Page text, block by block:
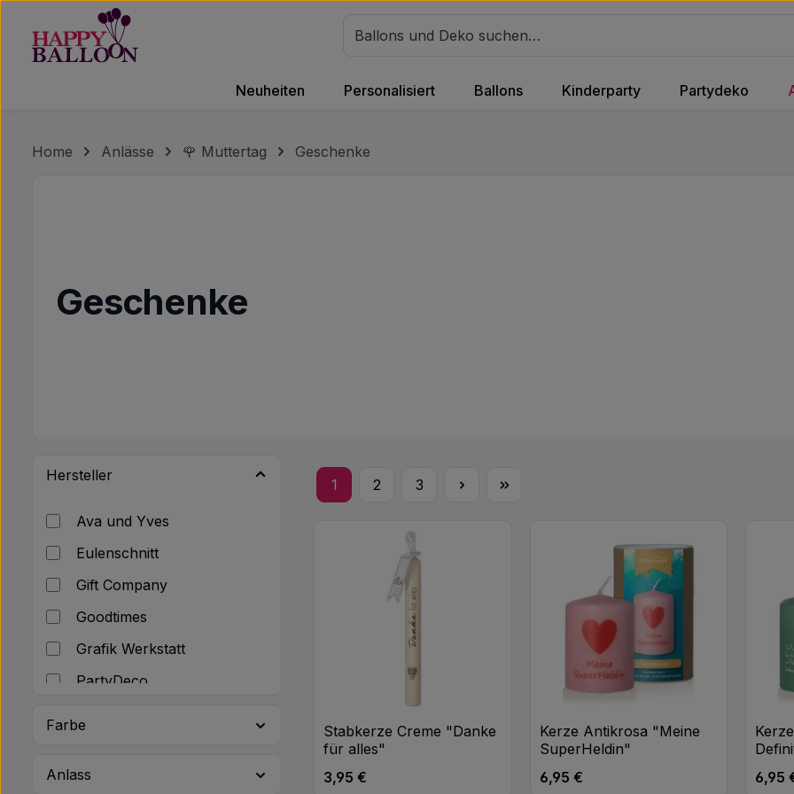
Hauptinhalt springen
Zur Suche springen
Zur Hauptnavigation springen
Neuheiten Personalisiert Ballons Kinderparty Partydeko
Home Anlässe 🌹 Muttertag Geschenke
Geschenke
Hersteller
Ava und Yves
Eulenschnitt
Gift Company
Goodtimes
Grafik Werkstatt
PartyDeco
Talking Tables
Farbe
Anlass
Seite
1
Seite
2
Seite
3
Stabkerze Creme "Danke
für alles"
Regulärer Preis:
3,95 €
Kerze Antikrosa "Meine
SuperHeldin"
Regulärer Preis:
6,95 € 6,95